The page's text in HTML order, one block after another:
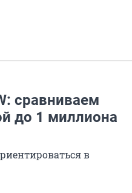
сравниваем
до 1 миллиона
в